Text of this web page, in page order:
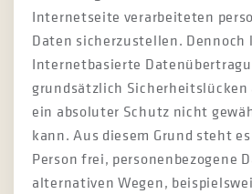
Internetseite verarbeiteten
Daten sicherzustellen. Dennoch
Internetbasierte
grundsätzlich Sicherheitslücken
ein absoluter Schutz nicht
kann. Aus diesem Grund steht
Person frei, personenbezogene
alternativen Wegen,